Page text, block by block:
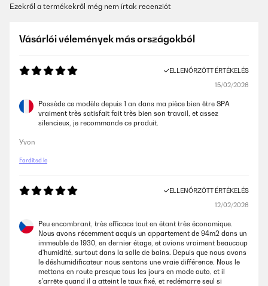
Ezekről a termékekről még nem írtak recenziót
Vásárlói vélemények más országokból
ELLENŐRZÖTT ÉRTÉKELÉS
15/02/2026
Possède ce modèle depuis 1 an dans ma pièce bien être SPA
vraiment très satisfait fait très bien son travail, et assez
silencieux, je recommande ce produit.
Yvon
Fordítsd le
ELLENŐRZÖTT ÉRTÉKELÉS
12/02/2026
Peu encombrant, très efficace tout en étant très économique.
Nous avons récemment acquis un appartement de 94m2 dans un
immeuble de 1930, en dernier étage, et avions vraiment beaucoup
d'humidité, surtout dans la salle de bains. Depuis que nous avons
le déshumidificateur nous sentons une vraie différence. Nous le
mettons en route presque tous les jours en mode auto, et il
s'arrête quand il a atteint le taux fixé, et redémarre seul si